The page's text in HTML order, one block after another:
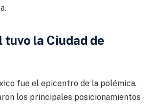
tuvo la Ciudad de
fue el epicentro de la polémica.
los principales posicionamientos